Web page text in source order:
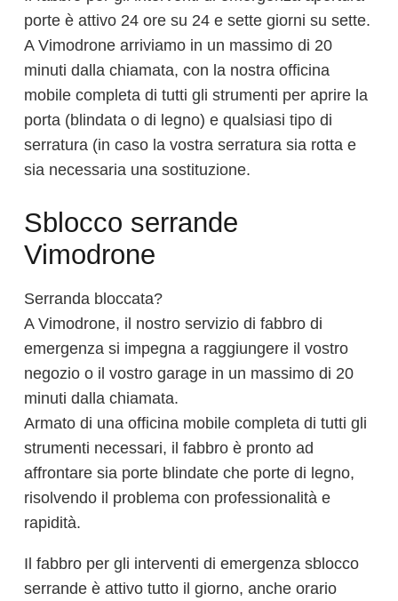
porte è attivo 24 ore su 24 e sette giorni su sette.
A Vimodrone arriviamo in un massimo di 20
minuti dalla chiamata, con la nostra officina
mobile completa di tutti gli strumenti per aprire la
porta (blindata o di legno) e qualsiasi tipo di
serratura (in caso la vostra serratura sia rotta e
sia necessaria una sostituzione.
Sblocco serrande
Vimodrone
Serranda bloccata?
A Vimodrone, il nostro servizio di fabbro di
emergenza si impegna a raggiungere il vostro
negozio o il vostro garage in un massimo di 20
minuti dalla chiamata.
Armato di una officina mobile completa di tutti gli
strumenti necessari, il fabbro è pronto ad
affrontare sia porte blindate che porte di legno,
risolvendo il problema con professionalità e
rapidità.
Il fabbro per gli interventi di emergenza sblocco
serrande è attivo tutto il giorno, anche orario